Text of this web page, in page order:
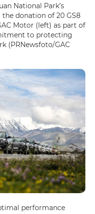
National Park’s
donation of 20 GS8
Motor (left) as part of
to protecting
(PRNewsfoto/GAC
performance